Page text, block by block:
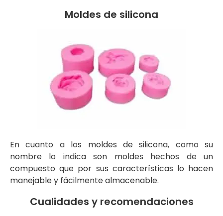
Moldes de silicona
En cuanto a los moldes de silicona, como su
nombre lo indica son moldes hechos de un
compuesto que por sus características lo hacen
manejable y fácilmente almacenable.
Cualidades y recomendaciones